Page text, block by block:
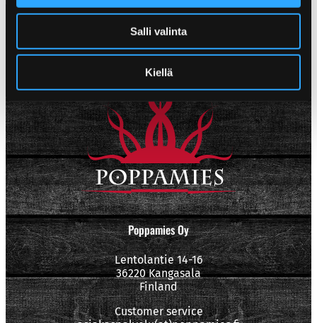
Salli valinta
Kiellä
Poppamies Oy
Lentolantie 14-16
36220 Kangasala
Finland
Customer service